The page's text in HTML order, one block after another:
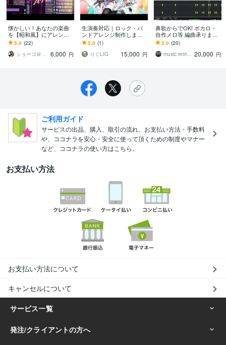
懐かしい！あなたの楽曲
を【昭和風】にアレンジ
します シティポップや昭
和歌謡、今だから注目さ
れるサウンドに！
5.0 (22)
ショーゴ＠令和歌謡・CityPop作曲家
6,000 円
生演奏対応｜ロック・バ
ンドアレンジ制作します
生演奏で仕上げる本格バ
ンドアレンジ
5.0 (1)
りぐLIG
15,000 円
鼻歌からでOK! ボカロ・
自作メロ等 編曲承ります
メジャー経験豊富なプロ
が充実のスキルで商用利
用にも万全の対応
5.0 (20)
music retriever 20,000 円
ご利用ガイド
サービスの出品、購入、取引の流れ、お支払い方法・手数料
や、ココナラを安心・安全に使って頂くための制度やマナー
など、ココナラの使い方はこちら。
お支払い方法
お支払い方法について
キャンセルについて